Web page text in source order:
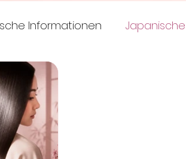
Informationen